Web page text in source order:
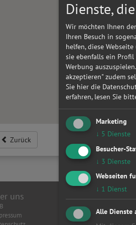
Zurück
uns Top
Achsvermessung
Anhängerkupplung
Dienste,
Wir möchten Ihnen
Ihren Besuch in
helfen, diese
sie ebenfalls ein
Werbung
akzeptieren" zudem
Sie hier die
erfahren, lesen Sie
Marketing
↓ 5 Dienste
Besucher-
↓ 3 Dienste
Webseiten
↓ 1 Dienst
Alle Dienste